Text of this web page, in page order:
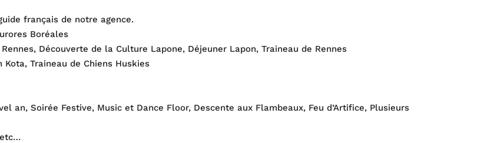
français de notre agence.
Boréales
Découverte de la Culture Lapone, Déjeuner Lapon, Traineau de Rennes
Traineau de Chiens Huskies
an, Soirée Festive, Music et Dance Floor, Descente aux Flambeaux, Feu d’Artifice, Plusieurs